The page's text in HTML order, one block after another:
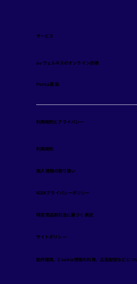
サービス
auウェルネスのオンライン診療
Ponta薬局
利用規約とプライバシー
️利用規約
個人情報の取り扱い
KDDIプライバシーポリシー
特定商品取引法に基づく表記
サイトポリシー
動作環境、Cookie情報の利用、広告配信などにつ